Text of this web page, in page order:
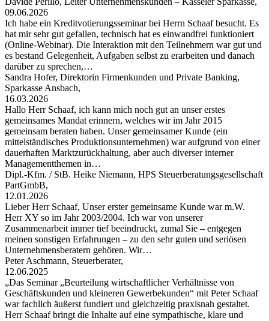
09.06.2026
Ich habe ein Kreditvotierungsseminar bei Herrn Schaaf besucht. Es
hat mir sehr gut gefallen, technisch hat es einwandfrei funktioniert
(Online-Webinar). Die Interaktion mit den Teilnehmern war gut und
es bestand Gelegenheit, Aufgaben selbst zu erarbeiten und danach
darüber zu sprechen,…
Sandra Hofer, Direktorin Firmenkunden und Private Banking,
Sparkasse Ansbach,
16.03.2026
Hallo Herr Schaaf, ich kann mich noch gut an unser erstes
gemeinsames Mandat erinnern, welches wir im Jahr 2015
gemeinsam beraten haben. Unser gemeinsamer Kunde (ein
mittelständisches Produktionsunternehmen) war aufgrund von einer
dauerhaften Marktzurückhaltung, aber auch diverser interner
Managementthemen in…
Dipl.-Kfm. / StB. Heike Niemann, HPS Steuerberatungsgesellschaft
PartGmbB,
12.01.2026
Lieber Herr Schaaf, Unser erster gemeinsame Kunde war m.W.
Herr XY so im Jahr 2003/2004. Ich war von unserer
Zusammenarbeit immer tief beeindruckt, zumal Sie – entgegen
meinen sonstigen Erfahrungen – zu den sehr guten und seriösen
Unternehmensberatern gehören. Wir…
Peter Aschmann, Steuerberater,
12.06.2025
„Das Seminar „Beurteilung wirtschaftlicher Verhältnisse von
Geschäftskunden und kleineren Gewerbekunden“ mit Peter Schaaf
war fachlich äußerst fundiert und gleichzeitig praxisnah gestaltet.
Herr Schaaf bringt die Inhalte auf eine sympathische, klare und